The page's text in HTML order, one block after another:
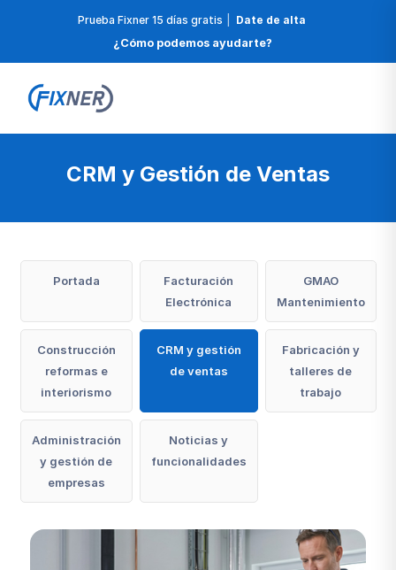
Prueba Fixner 15 días gratis
Date de alta
¿Cómo podemos ayudarte?
CRM y Gestión de Ventas
Portada
Facturación
Electrónica
GMAO
Mantenimiento
Construcción
reformas e
interiorismo
CRM y gestión
de ventas
Fabricación y
talleres de
trabajo
Administración
y gestión de
empresas
Noticias y
funcionalidades